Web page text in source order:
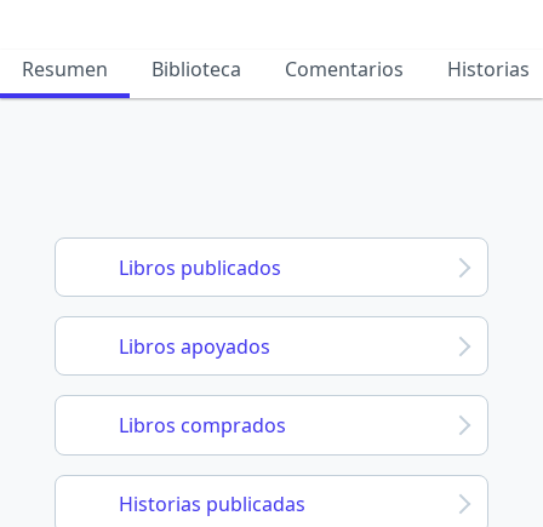
Resumen Biblioteca Comentarios Historias
Libros publicados
Libros apoyados
Libros comprados
Historias publicadas